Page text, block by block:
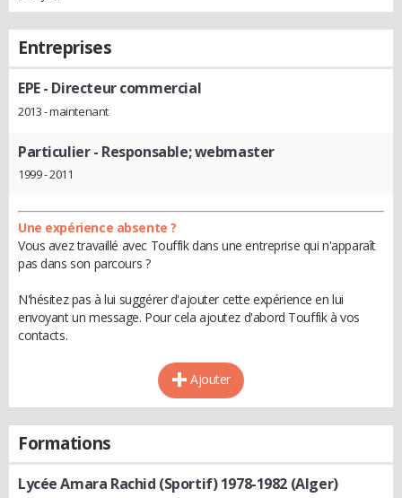
Entreprises
EPE- Directeur commercial
2013 - maintenant
Particulier- Responsable; webmaster
1999 - 2011
Une expérience absente ?
Vous avez travaillé avec Touffik dans une entreprise qui n'apparaît
pas dans son parcours ?
N'hésitez pas à lui suggérer d'ajouter cette expérience en lui
envoyant un message. Pour cela ajoutez d'abord Touffik à vos
contacts.
Ajouter
Formations
Lycée Amara Rachid (Sportif) 1978-1982 (Alger)